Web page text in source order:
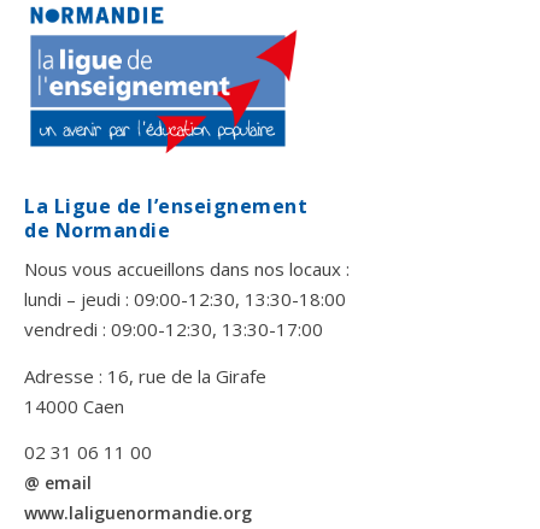
La Ligue de l’enseignement
de Normandie
Nous vous accueillons dans nos locaux :
lundi – jeudi : 09:00-12:30, 13:30-18:00
vendredi : 09:00-12:30, 13:30-17:00
Adresse : 16, rue de la Girafe
14000 Caen
02 31 06 11 00
@ email
www.laliguenormandie.org